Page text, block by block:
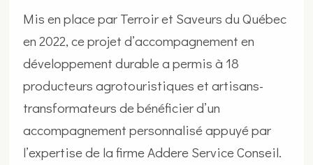
Mis en place par Terroir et Saveurs du Québec
en 2022, ce projet d’accompagnement en
développement durable a permis à 18
producteurs agrotouristiques et artisans-
transformateurs de bénéficier d’un
accompagnement personnalisé appuyé par
l’expertise de la firme Addere Service Conseil.